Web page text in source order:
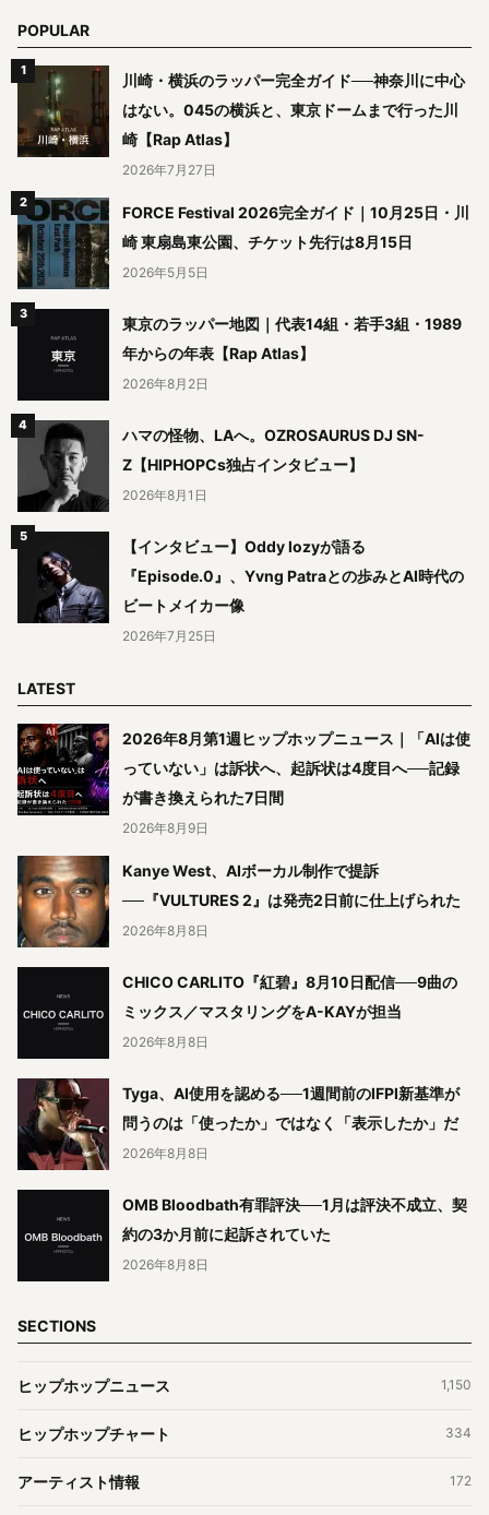
POPULAR
川崎・横浜のラッパー完全ガイド──神奈川に中心
はない。045の横浜と、東京ドームまで行った川
崎【Rap Atlas】
2026年7月27日
FORCE Festival 2026完全ガイド｜10月25日・川
崎 東扇島東公園、チケット先行は8月15日
2026年5月5日
東京のラッパー地図｜代表14組・若手3組・1989
年からの年表【Rap Atlas】
2026年8月2日
ハマの怪物、LAへ。OZROSAURUS DJ SN-
Z【HIPHOPCs独占インタビュー】
2026年8月1日
【インタビュー】Oddy lozyが語る
『Episode.0』、Yvng Patraとの歩みとAI時代の
ビートメイカー像
2026年7月25日
LATEST
2026年8月第1週ヒップホップニュース｜「AIは使
っていない」は訴状へ、起訴状は4度目へ──記録
が書き換えられた7日間
2026年8月9日
Kanye West、AIボーカル制作で提訴
──『VULTURES 2』は発売2日前に仕上げられた
2026年8月8日
CHICO CARLITO『紅碧』8月10日配信──9曲の
ミックス／マスタリングをA-KAYが担当
2026年8月8日
Tyga、AI使用を認める──1週間前のIFPI新基準が
問うのは「使ったか」ではなく「表示したか」だ
2026年8月8日
OMB Bloodbath有罪評決──1月は評決不成立、契
約の3か月前に起訴されていた
2026年8月8日
SECTIONS
ヒップホップニュース 1,150
ヒップホップチャート 334
アーティスト情報 172